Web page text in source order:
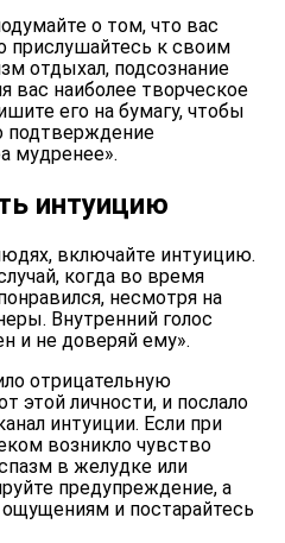
о том, что вас
прислушайтесь к своим
отдыхал, подсознание
вас наиболее творческое
его на бумагу, чтобы
подтверждение
мудренее».
интуицию
включайте интуицию.
когда во время
несмотря на
Внутренний голос
и не доверяй ему».
отрицательную
этой личности, и послало
интуиции. Если при
возникло чувство
в желудке или
предупреждение, а
и постарайтесь